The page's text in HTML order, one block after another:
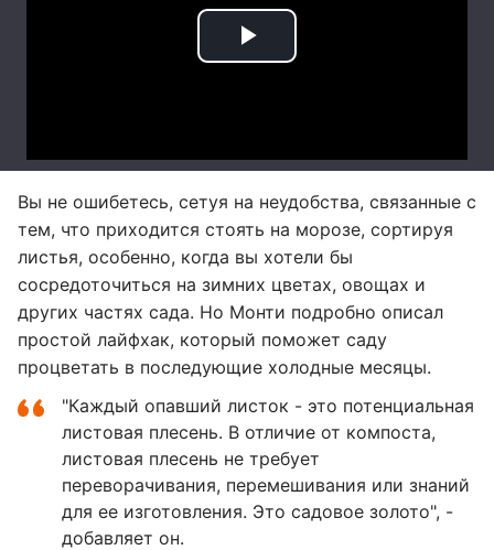
Вы не ошибетесь, сетуя на неудобства, связанные с
тем, что приходится стоять на морозе, сортируя
листья, особенно, когда вы хотели бы
сосредоточиться на зимних цветах, овощах и
других частях сада. Но Монти подробно описал
простой лайфхак, который поможет саду
процветать в последующие холодные месяцы.
"Каждый опавший листок - это потенциальная
листовая плесень. В отличие от компоста,
листовая плесень не требует
переворачивания, перемешивания или знаний
для ее изготовления. Это садовое золото", -
добавляет он.